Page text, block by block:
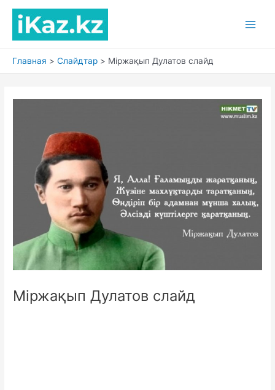
содержимому
Главная Слайдтар Міржақып Дулатов слайд
Міржақып Дулатов слайд